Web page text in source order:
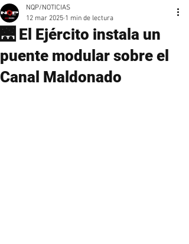
🌉 El Ejército instala un
puente modular sobre el
Canal Maldonado
NQP/NOTICIAS
12 mar 2025 1 min de lectura